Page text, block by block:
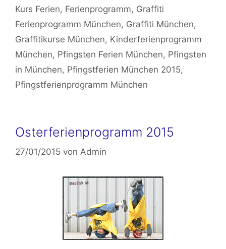
Kurs Ferien, Ferienprogramm, Graffiti
Ferienprogramm München, Graffiti München,
Graffitikurse München, Kinderferienprogramm
München, Pfingsten Ferien München, Pfingsten
in München, Pfingstferien München 2015,
Pfingstferienprogramm München
Osterferienprogramm 2015
27/01/2015 von Admin